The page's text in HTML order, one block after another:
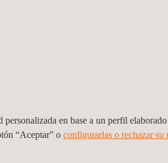
en ciberseguridad de productos
en base a un perfil
“Aceptar” oconfigurarlas o rechazar su